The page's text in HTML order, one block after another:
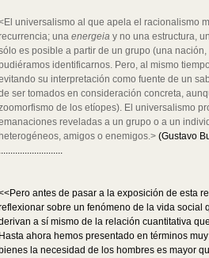
universalismo al que apela el racionalismo
una energeia y no una estructura,
es posible a partir de un grupo (una
identificarnos. Pero, al mismo
su interpretación como fuente de un
ser tomados en consideración concreta,
de los etíopes). El universalismo
reveladas a un grupo o a un
heterogéneos, amigos o enemigos.> (Gustavo
...........................
antes de pasar a la exposición de esta
sobre un fenómeno de la vida social
a sí mismo de la relación cuantitativa
Hasta ahora hemos presentado en términos
bienes la necesidad de los hombres es mayor